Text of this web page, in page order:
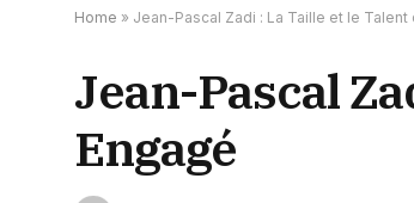
Home » Jean-Pascal Zadi : La Taille et le Talent
Jean-Pascal
Engagé